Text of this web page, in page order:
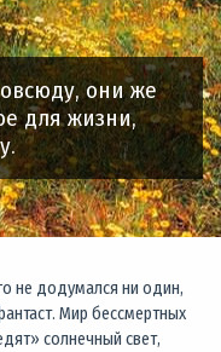
они же
для жизни,
не додумался ни один,
Мир бессмертных
солнечный свет,